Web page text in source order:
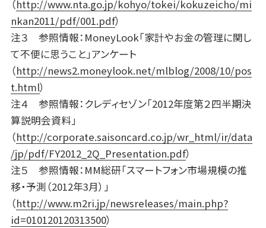
（http://www.nta.go.jp/kohyo/tokei/kokuzeicho/mi
nkan2011/pdf/001.pdf）
注３ 参照情報：MoneyLook「家計やお金の管理に関し
て不便に思うこと」アンケート
（http://news2.moneylook.net/mlblog/2008/10/pos
t.html）
注４ 参照情報：クレディセゾン「2012年度第２四半期決
算説明会資料」
（http://corporate.saisoncard.co.jp/wr_html/ir/data
/jp/pdf/FY2012_2Q_Presentation.pdf）
注５ 参照情報：MM総研「スマートフォン市場規模の推
移・予測（2012年3月）」
（http://www.m2ri.jp/newsreleases/main.php?
id=010120120313500）